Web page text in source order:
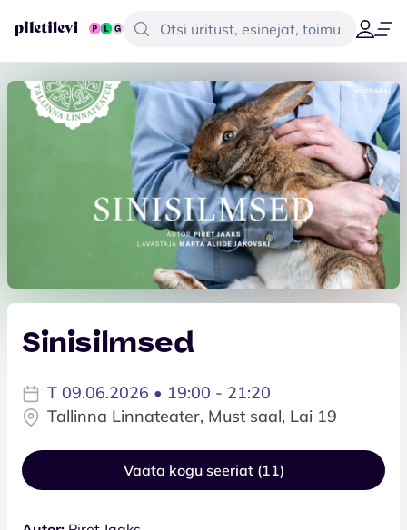
Sinisilmsed
T 09.06.2026 • 19:00 - 21:20
Tallinna Linnateater, Must saal, Lai 19
Vaata kogu seeriat (11)